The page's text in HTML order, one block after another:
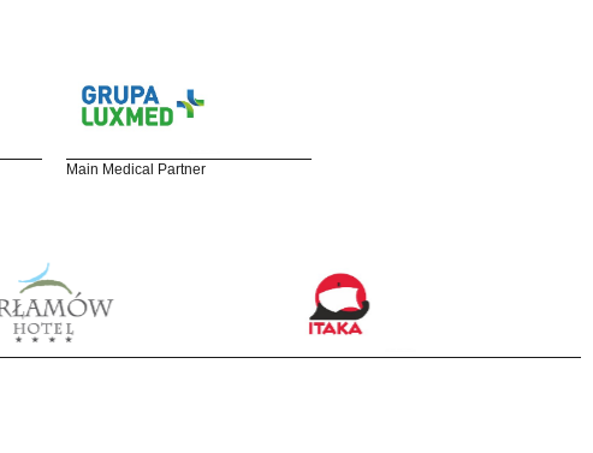
Main Medical Partner